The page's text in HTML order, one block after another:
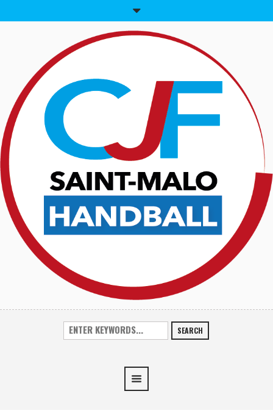
SEARCH